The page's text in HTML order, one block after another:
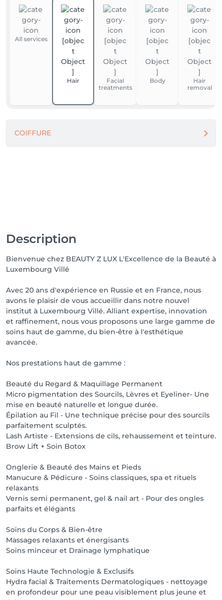
All services
Hair
Facial
treatments
Body
Hair
removal
COIFFURE
Description
Bienvenue chez BEAUTY Z LUX L'Excellence de la Beauté à
Luxembourg Villé
Avec 20 ans d'expérience en Russie et en France, nous
avons le plaisir de vous accueillir dans notre nouvel
institut à Luxembourg Villé. Alliant expertise, innovation
et raffinement, nous vous proposons une large gamme de
soins haut de gamme, du bien-être à l'esthétique
avancée.
Nos prestations haut de gamme :
Beauté du Regard & Maquillage Permanent
Micro pigmentation des Sourcils, Lèvres et Eyeliner- Une
mise en beauté naturelle et longue durée.
Épilation au Fil - Une technique précise pour des sourcils
parfaitement sculptés.
Lash Artiste - Extensions de cils, rehaussement et teinture.
Brow Lift + Soin Botox
Onglerie & Beauté des Mains et Pieds
Manucure & Pédicure - Soins classiques, spa et rituels
relaxants
Vernis semi permanent, gel & nail art - Pour des ongles
parfaits et élégants
Soins du Corps & Bien-être
Massages relaxants et énergisants
Soins minceur et Drainage lymphatique
Soins Haute Technologie & Exclusifs
Hydra facial & Traitements Dermatologiques - nettoyage
en profondeur pour une peau visiblement plus jeune et